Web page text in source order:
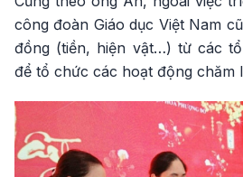
công đoàn Giáo dục Việt Nam
đồng (tiền, hiện vật…) từ các
để tổ chức các hoạt động chăm